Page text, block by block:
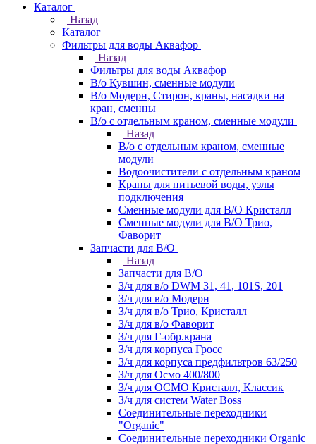
Каталог
Назад
Каталог
Фильтры для воды Аквафор
Назад
Фильтры для воды Аквафор
В/о Кувшин, сменные модули
В/о Модерн, Стирон, краны, насадки на
кран, сменны
В/о с отдельным краном, сменные модули
Назад
В/о с отдельным краном, сменные
модули
Водоочистители с отдельным краном
Краны для питьевой воды, узлы
подключения
Сменные модули для В/О Кристалл
Сменные модули для В/О Трио,
Фаворит
Запчасти для В/О
Назад
Запчасти для В/О
З/ч для в/о DWM 31, 41, 101S, 201
З/ч для в/о Модерн
З/ч для в/о Трио, Кристалл
З/ч для в/о Фаворит
З/ч для Г-обр.крана
З/ч для корпуса Гросс
З/ч для корпуса предфильтров 63/250
З/ч для Осмо 400/800
З/ч для ОСМО Кристалл, Классик
З/ч для систем Water Boss
Соединительные переходники
"Organic"
Соединительные переходники Organic